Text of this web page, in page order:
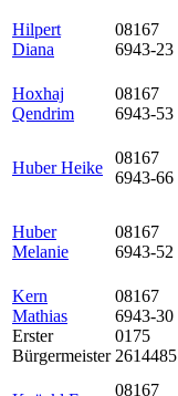
Hilpert
Diana
08167
6943-23
Hoxhaj
Qendrim
08167
6943-53
Huber Heike
08167
6943-66
Huber
Melanie
08167
6943-52
Kern
Mathias
Erster
Bürgermeister
08167
6943-30
0175
2614485
08167